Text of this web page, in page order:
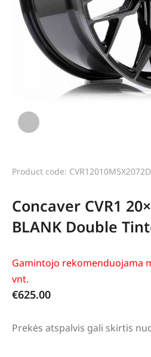
Product code:
Concaver CVR1
BLANK Double
Gamintojo rekomenduojama
vnt.
€625.00
Prekės atspalvis gali skirtis